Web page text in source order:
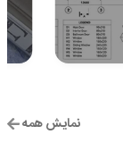
نمایش همه